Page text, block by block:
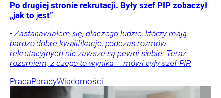
Po drugiej stronie rekrutacji. Były szef PIP zobaczył
„jak to jest”
- Zastanawiałem się, dlaczego ludzie, którzy mają
bardzo dobre kwalifikacje, podczas rozmów
rekrutacyjnych nie zawsze są pewni siebie. Teraz
rozumiem, z czego to wynika – mówi były szef PIP.
PracaPoradyWiadomości